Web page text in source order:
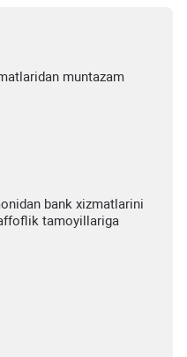
muntazam
bank xizmatlarini
tamoyillariga